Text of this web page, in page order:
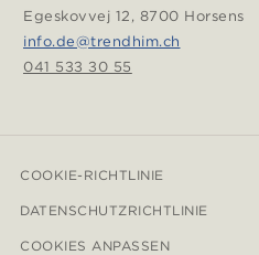
Egeskovvej 12, 8700 Horsens
info.de@trendhim.ch
041 533 30 55
COOKIE-RICHTLINIE
DATENSCHUTZRICHTLINIE
COOKIES ANPASSEN